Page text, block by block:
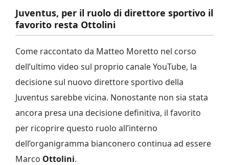
Juventus, per il ruolo di direttore sportivo il
favorito resta Ottolini
Come raccontato da Matteo Moretto nel corso
dell’ultimo video sul proprio canale YouTube, la
decisione sul nuovo direttore sportivo della
Juventus sarebbe vicina. Nonostante non sia stata
ancora presa una decisione definitiva, il favorito
per ricoprire questo ruolo all’interno
dell’organigramma bianconero continua ad essere
Marco Ottolini.